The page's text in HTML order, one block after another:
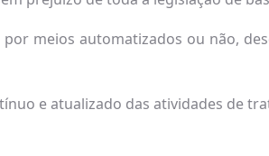
meios automatizados ou não,
e atualizado das atividades de